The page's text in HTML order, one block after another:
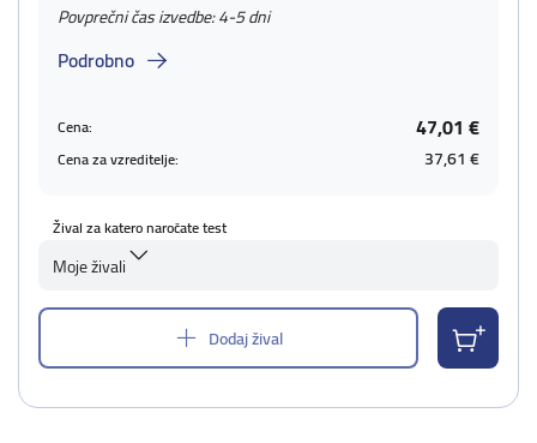
Povprečni čas izvedbe: 4-5 dni
Podrobno
Cena: 47,01 €
Cena za vzreditelje: 37,61 €
Žival za katero naročate test
Moje živali
Dodaj žival